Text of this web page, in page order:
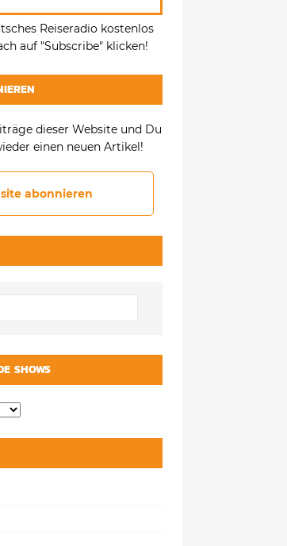
Reiseradio kostenlos
auf "Subscribe" klicken!
dieser Website und Du
einen neuen Artikel!
abonnieren
SHOWS